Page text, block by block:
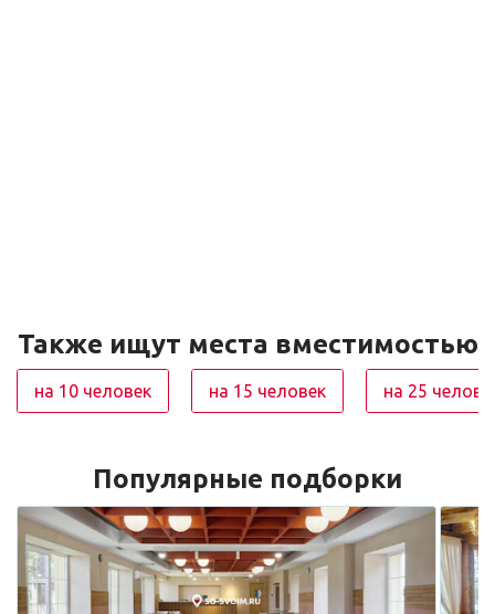
Также ищут места вместимостью
на 10 человек на 15 человек на 25
Популярные подборки